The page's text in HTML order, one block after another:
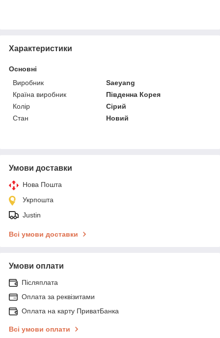
Характеристики
Основні
Виробник
Saeyang
Країна виробник
Південна Корея
Колір
Сірий
Стан
Новий
Умови доставки
Нова Пошта
Укрпошта
Justin
Всі умови доставки
Умови оплати
Післяплата
Оплата за реквізитами
Оплата на карту ПриватБанка
Всі умови оплати